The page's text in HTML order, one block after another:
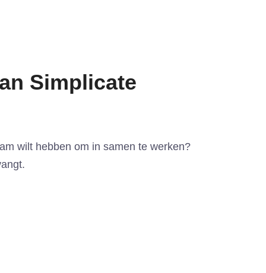
Simplicate
wilt hebben om in samen te werken?